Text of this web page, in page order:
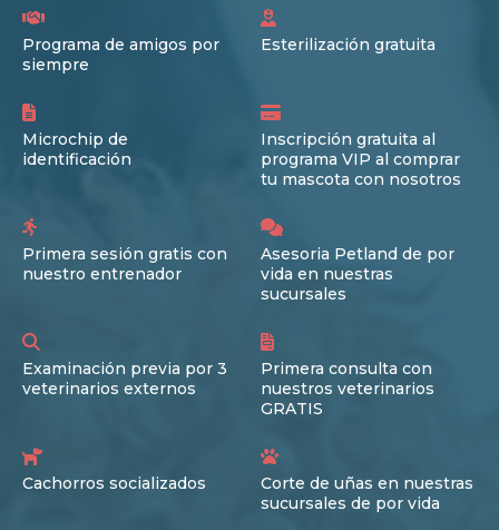
Programa de amigos por
siempre
Esterilización gratuita
Microchip de
identificación
Inscripción gratuita al
programa VIP al comprar
tu mascota con nosotros
Primera sesión gratis con
nuestro entrenador
Asesoria Petland de por
vida en nuestras
sucursales
Examinación previa por 3
veterinarios externos
Primera consulta con
nuestros veterinarios
GRATIS
Cachorros socializados
Corte de uñas en nuestras
sucursales de por vida